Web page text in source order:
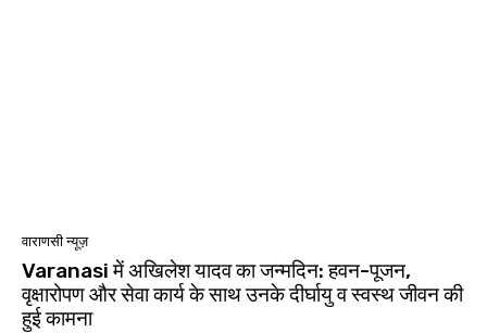
वाराणसी न्यूज़
Varanasi में अखिलेश यादव का जन्मदिन: हवन-पूजन,
वृक्षारोपण और सेवा कार्य के साथ उनके दीर्घायु व स्वस्थ जीवन की
हुई कामना